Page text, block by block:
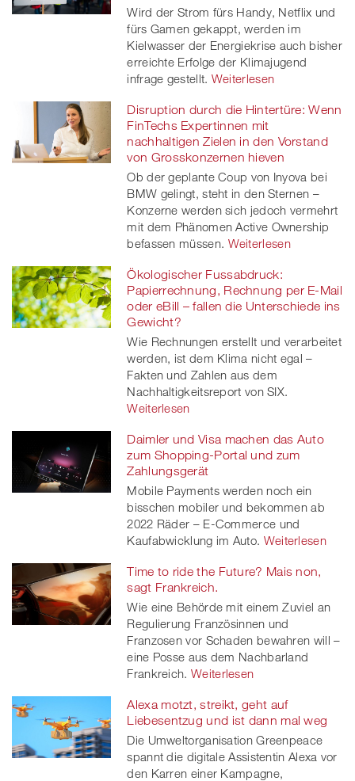
Wird der Strom fürs Handy, Netflix und
fürs Gamen gekappt, werden im
Kielwasser der Energiekrise auch bisher
erreichte Erfolge der Klimajugend
infrage gestellt. Weiterlesen
Disruption durch die Hintertüre: Wenn
FinTechs Expertinnen mit
nachhaltigen Zielen in den Vorstand
von Grosskonzernen hieven
Ob der geplante Coup von Inyova bei
BMW gelingt, steht in den Sternen –
Konzerne werden sich jedoch vermehrt
mit dem Phänomen Active Ownership
befassen müssen. Weiterlesen
Ökologischer Fussabdruck:
Papierrechnung, Rechnung per E-Mail
oder eBill – fallen die Unterschiede ins
Gewicht?
Wie Rechnungen erstellt und verarbeitet
werden, ist dem Klima nicht egal –
Fakten und Zahlen aus dem
Nachhaltigkeitsreport von SIX.
Weiterlesen
Daimler und Visa machen das Auto
zum Shopping-Portal und zum
Zahlungsgerät
Mobile Payments werden noch ein
bisschen mobiler und bekommen ab
2022 Räder – E-Commerce und
Kaufabwicklung im Auto. Weiterlesen
Time to ride the Future? Mais non,
sagt Frankreich.
Wie eine Behörde mit einem Zuviel an
Regulierung Französinnen und
Franzosen vor Schaden bewahren will –
eine Posse aus dem Nachbarland
Frankreich. Weiterlesen
Alexa motzt, streikt, geht auf
Liebesentzug und ist dann mal weg
Die Umweltorganisation Greenpeace
spannt die digitale Assistentin Alexa vor
den Karren einer Kampagne,